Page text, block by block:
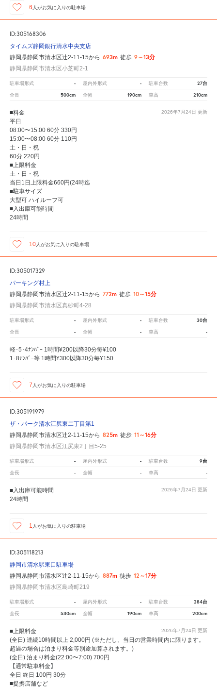
6 人がお気に入りの駐車場
ID:305168306
タイムズ静岡銀行清水中央支店
静岡県静岡市清水区辻2-11-15から 693m 徒歩 9～13分
静岡県静岡市清水区小芝町2-1
駐車場形式 - 屋内外形式 - 駐車台数 27台
全長 500cm 全幅 190cm 車高 210cm
2026年7月24日 更新
■料金
平日
08:00〜15:00 60分 330円
15:00〜08:00 60分 110円
土・日・祝
60分 220円
■上限料金
土・日・祝
当日1日上限料金660円(24時迄
■駐車サイズ
大型可 ハイルーフ可
■入出庫可能時間
24時間
10 人がお気に入りの駐車場
ID:305017329
パーキング村上
静岡県静岡市清水区辻2-11-15から 772m 徒歩 10～15分
静岡県静岡市清水区真砂町4-28
駐車場形式 - 屋内外形式 - 駐車台数 30台
全長 - 全幅 - 車高 -
軽･5･4ﾅﾝﾊﾞｰ 1時間¥200以降30分毎¥100
1･8ﾅﾝﾊﾞｰ等 1時間¥300以降30分毎¥150
7 人がお気に入りの駐車場
ID:305191979
ザ・パーク清水江尻東二丁目第1
静岡県静岡市清水区辻2-11-15から 825m 徒歩 11～16分
静岡県静岡市清水区江尻東2丁目5-25
駐車場形式 - 屋内外形式 - 駐車台数 9台
全長 - 全幅 - 車高 -
2026年7月24日 更新
■入出庫可能時間
24時間
1 人がお気に入りの駐車場
ID:305118213
静岡市清水駅東口駐車場
静岡県静岡市清水区辻2-11-15から 887m 徒歩 12～17分
静岡県静岡市清水区島崎町219
駐車場形式 - 屋内外形式 - 駐車台数 284台
全長 530cm 全幅 190cm 車高 200cm
2026年7月24日 更新
■上限料金
(全日) 連続10時間以上 2,000円 (※ただし、当日の営業時間内に限ります。
超過の場合は泊まり料金等別途加算されます。)
(全日) 泊まり料金(22:00〜7:00) 700円
【通常駐車料金】
全日 終日 100円 30分
■提携店舗など